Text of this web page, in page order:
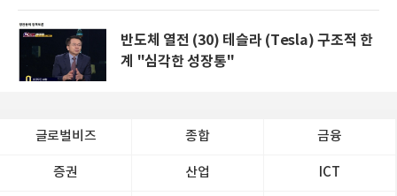
반도체 열전 (30) 테슬라 (Tesla) 구조적 한
계 "심각한 성장통"
글로벌비즈 종합 금융
증권 산업 ICT